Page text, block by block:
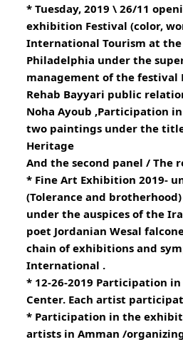
* Tuesday, 2019 \ 26/11
exhibition Festival (color,
International Tourism at
Philadelphia under the
management of the festival
Rehab Bayyari public
Noha Ayoub ,Participation
two paintings under the
Heritage
And the second panel / The
* Fine Art Exhibition 2019-
(Tolerance and
under the auspices of the
poet Jordanian Wesal
chain of exhibitions and
International .
* 12-26-2019 Participation
Center. Each artist
* Participation in the
artists in Amman /